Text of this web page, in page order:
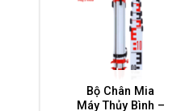
Bộ Chân Mia
Máy Thủy Bình –